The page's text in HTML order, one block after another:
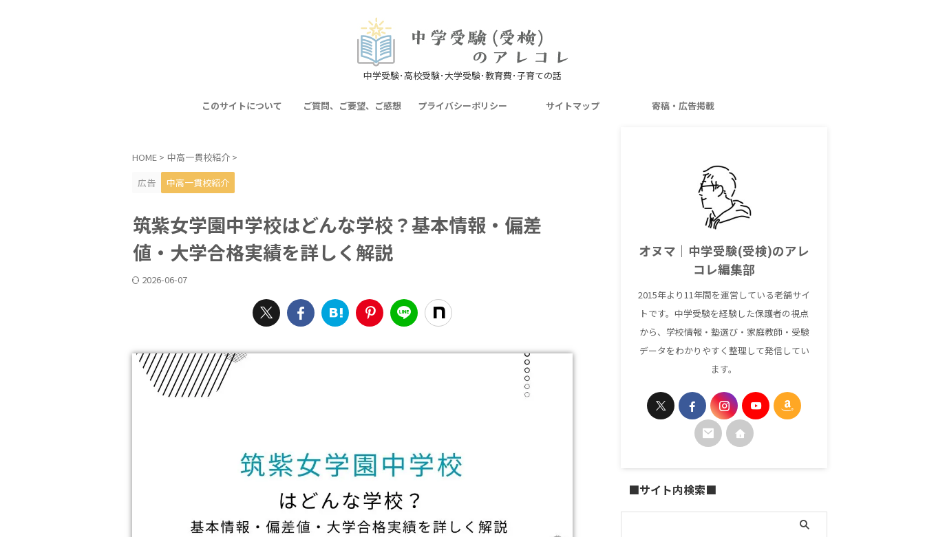
中学受験･高校受験･大学受験･教育費･子育ての話
このサイトについて ご質問、ご要望、ご感想 プライバシーポリシー サイトマップ 寄稿・広告掲載
HOME > 中高一貫校紹介 >
広告
中高一貫校紹介
筑紫女学園中学校はどんな学校？基本情報・偏差
値・大学合格実績を詳しく解説
2026-06-07
オヌマ｜中学受験(受検)のアレ
コレ編集部
2015年より11年間を運営している老舗サイ
トです。中学受験を経験した保護者の視点
から、学校情報・塾選び・家庭教師・受験
データをわかりやすく整理して発信してい
ます。
■サイト内検索■